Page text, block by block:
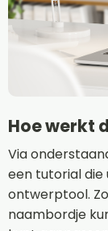
Hoe werkt
Via
een tutorial die
ontwerptool.
naambordje